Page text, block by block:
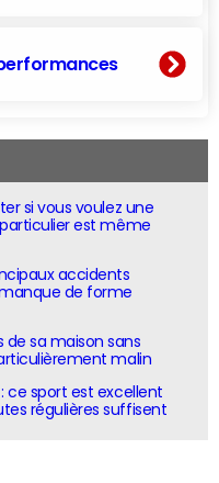
si vous voulez une
est même
accidents
de forme
de sa maison sans
malin
ce sport est excellent
régulières suffisent